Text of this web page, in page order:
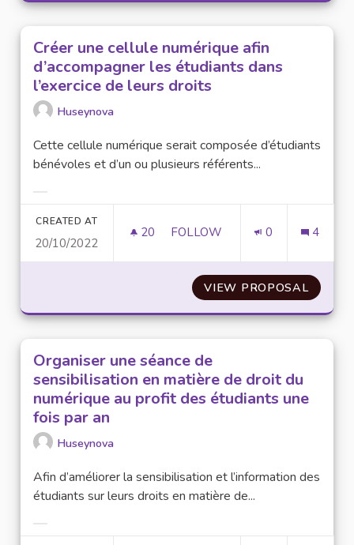
Créer une cellule numérique afin
d’accompagner les étudiants dans
l’exercice de leurs droits
Huseynova
Cette cellule numérique serait composée d’étudiants
bénévoles et d’un ou plusieurs référents...
CREATED AT
20/10/2022
20 20 FOLLOWERS
FOLLOW 0 4
VIEW PROPOSALCRÉER
Organiser une séance de
sensibilisation en matière de droit du
numérique au profit des étudiants une
fois par an
Huseynova
Afin d’améliorer la sensibilisation et l’information des
étudiants sur leurs droits en matière de...